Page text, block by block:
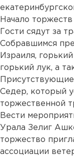
Начало торжеств
Гости сядут за
Собравшимся
Израиля,
горький лук, а
Седер, который
торжественной
Вести
Урала Зелиг
торжество
ассоциации